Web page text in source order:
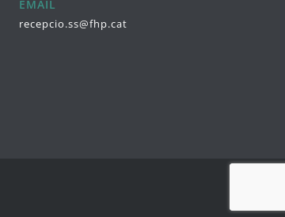
EMAIL
recepcio.ss@fhp.cat